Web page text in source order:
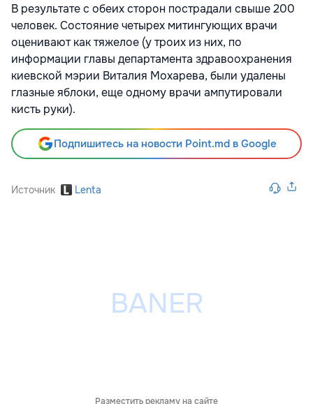
В результате с обеих сторон пострадали свыше 200
человек. Состояние четырех митингующих врачи
оценивают как тяжелое (у троих из них, по
информации главы департамента здравоохранения
киевской мэрии Виталия Мохарева, были удалены
глазные яблоки, еще одному врачи ампутировали
кисть руки).
Подпишитесь на новости Point.md в Google
Источник Lenta
Разместить рекламу на сайте